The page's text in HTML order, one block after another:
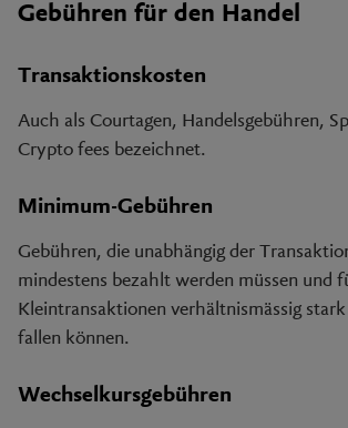
Gebühren für den Handel
Transaktionskosten
Auch als Courtagen, Handelsgebühren,
Crypto fees bezeichnet.
Minimum-Gebühren
Gebühren, die unabhängig der
mindestens bezahlt werden müssen und
Kleintransaktionen verhältnismässig
fallen können.
Wechselkursgebühren